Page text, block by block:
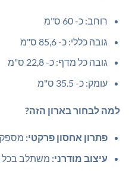
רוחב: כ- 60 ס"מ
גובה כללי: כ- 85,6 ס"מ
גובה כל מדף: כ- 22,8 ס"מ
עומק: כ- 35.5 ס"מ
למה לבחור בארון הזה?
פתרון אחסון פרקטי: מספק
עיצוב מודרני: משתלב בכל